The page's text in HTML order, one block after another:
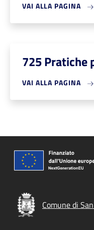
VAI ALLA PAGINA
725 Pratiche
VAI ALLA PAGINA
Comune di